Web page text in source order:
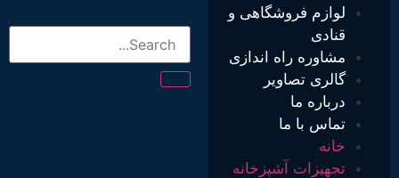
لوازم فروشگاهی و
قنادی
مشاوره راه اندازی
گالری تصاویر
درباره ما
تماس با ما
خانه
تجهیزات آشپزخانه